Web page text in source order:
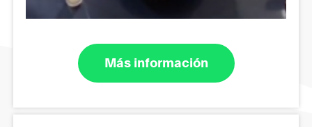
Más información